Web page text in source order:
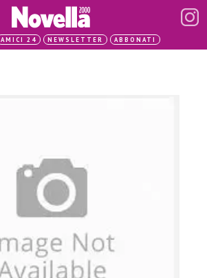
AMICI 24 NEWSLETTER ABBONATI